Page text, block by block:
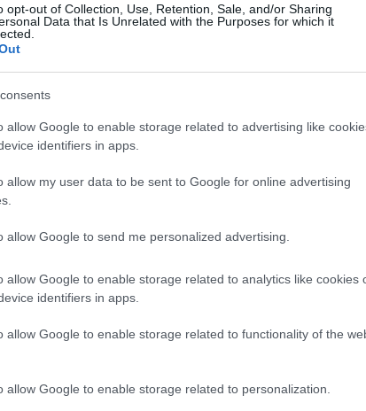
opt-out of Collection, Use, Retention, Sale, and/or Sharing
Data that Is Unrelated with the Purposes for which it
allow Google to enable storage related to advertising like
identifiers in apps.
allow my user data to be sent to Google for online advertising
allow Google to send me personalized advertising.
allow Google to enable storage related to analytics like cookies
identifiers in apps.
allow Google to enable storage related to functionality of the
allow Google to enable storage related to personalization.
degli immobili offerti in garanzia per i mutui si
un incremento del prezzo al metro quadro pari
precedente. Questa dinamica ha
finanziare l’acquisto tramite prestito: la quota
bancario
è salita al 47% del totale,
precedente. L’importo medio erogato nel
euroe la fascia più comune di mutuo
euro, che copre circa il 32% delle
immobiliari
2026 il Nord Ovest ha fatto registrare il
(+3%), seguito dal Sud e Isole (+2,4%) e
invece una lieve flessione (-0,5%). Per